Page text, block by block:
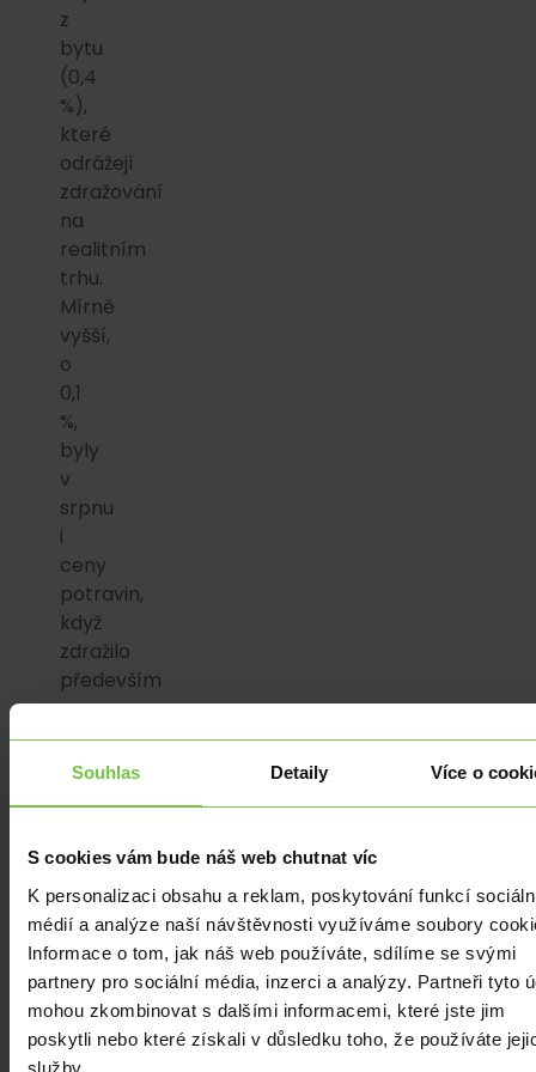
Souhlas Detaily Více o
S cookies vám bude náš web chutnat víc
K personalizaci obsahu a reklam, poskytování funkcí
médií a analýze naší návštěvnosti využíváme soubory
Informace o tom, jak náš web používáte, sdílíme se svými
partnery pro sociální média, inzerci a analýzy. Partneři tyto
mohou zkombinovat s dalšími informacemi, které jste jim
poskytli nebo které získali v důsledku toho, že používáte
služby.
z
bytu
(0,4
%),
které
odrážejí
zdražování
na
realitním
trhu.
Mírně
vyšší,
o
0,1
%,
byly
v
srpnu
i
ceny
potravin,
když
zdražilo
především
maso,
oleje
také
výrobky.
Zdražování
masa
je
odvislé
od